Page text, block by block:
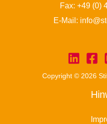
Fax: +49 (0)
E-Mail:
Copyright © 2026